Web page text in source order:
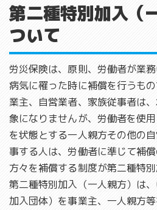
第二種特別加入（
ついて
労災保険は、原則、労働者が業
病気に罹った時に補償を行うも
業主、自営業者、家族従事者は
象になりませんが、労働者を使
を状態とする一人親方その他の
事する人は、労働者に準じて補
方々を補償する制度が第二種特
第二種特別加入（一人親方）は
加入団体）を事業主、一人親方